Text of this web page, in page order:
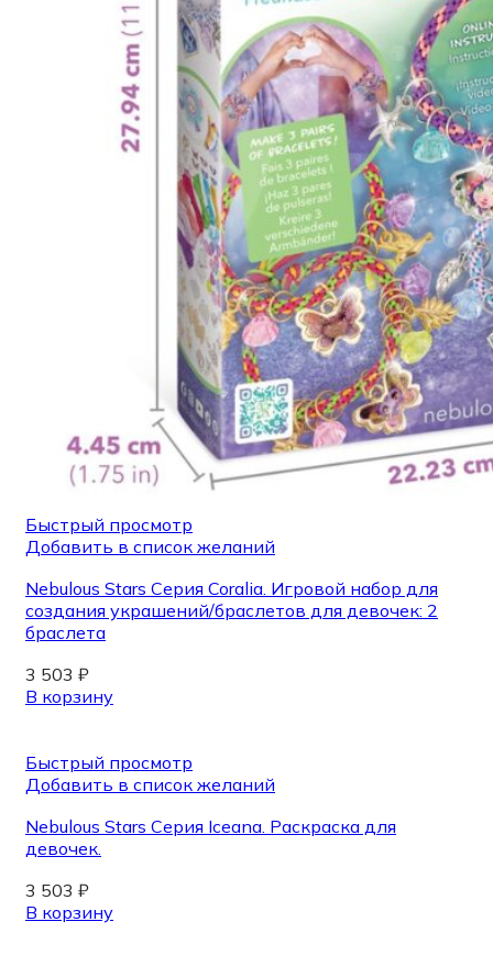
Быстрый просмотр
Добавить в список желаний
Nebulous Stars Серия Coralia. Игровой набор для
создания украшений/браслетов для девочек: 2
браслета
3 503 ₽
В корзину
Быстрый просмотр
Добавить в список желаний
Nebulous Stars Серия Iceana. Раскраска для
девочек.
3 503 ₽
В корзину